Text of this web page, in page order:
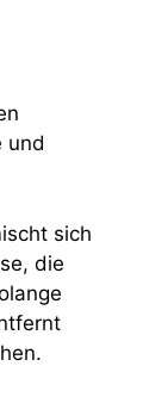
und
sich
die